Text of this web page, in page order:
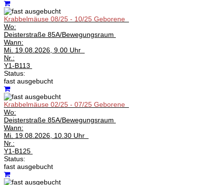
Krabbelmäuse 08/25 - 10/25 Geborene
Wo:
Deisterstraße 85A/Bewegungsraum
Wann:
Mi. 19.08.2026, 9.00 Uhr
Nr.:
Y1-B113
Status:
fast ausgebucht
Krabbelmäuse 02/25 - 07/25 Geborene
Wo:
Deisterstraße 85A/Bewegungsraum
Wann:
Mi. 19.08.2026, 10.30 Uhr
Nr.:
Y1-B125
Status:
fast ausgebucht